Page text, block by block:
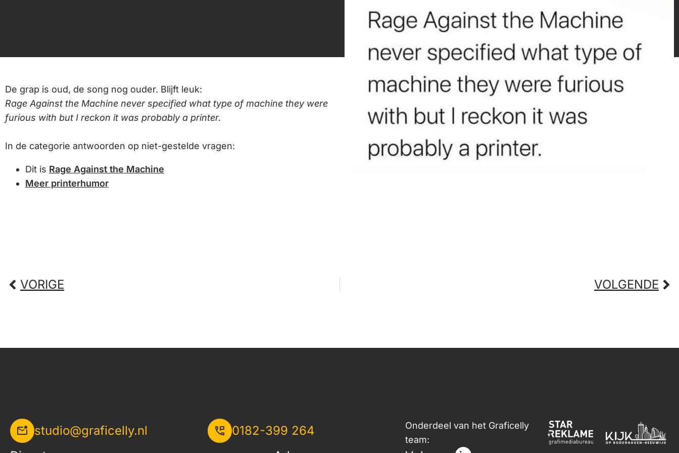
De grap is oud, de song nog ouder. Blijft leuk:
Rage Against the Machine never specified what type of machine they were
furious with but I reckon it was probably a printer.
In de categorie antwoorden op niet-gestelde vragen:
Dit is Rage Against the Machine
Meer printerhumor
VORIGE VOLGENDE
studio@graficelly.nl 0182-399 264
Onderdeel van het Graficelly
team: